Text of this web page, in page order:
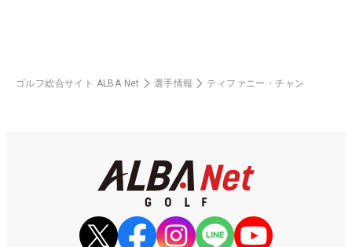
ゴルフ総合サイト ALBA Net 選手情報 ティファニー・チャン